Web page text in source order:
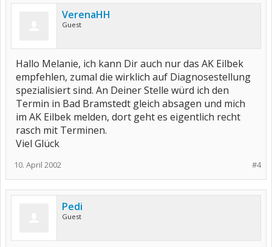
VerenaHH
Guest
Hallo Melanie, ich kann Dir auch nur das AK Eilbek
empfehlen, zumal die wirklich auf Diagnosestellung
spezialisiert sind. An Deiner Stelle würd ich den
Termin in Bad Bramstedt gleich absagen und mich
im AK Eilbek melden, dort geht es eigentlich recht
rasch mit Terminen.
Viel Glück
#4
10. April 2002
Pedi
Guest